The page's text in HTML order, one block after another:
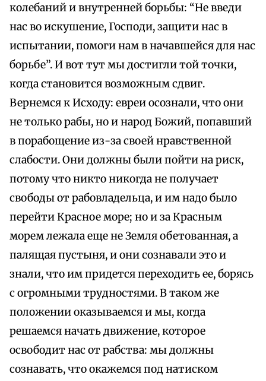
колебаний и внутренней борьбы: “Не введи
нас во искушение, Господи, защити нас в
испытании, помоги нам в начавшейся для нас
борьбе”. И вот тут мы достигли той точки,
когда становится возможным сдвиг.
Вернемся к Исходу: евреи осознали, что они
не только рабы, но и народ Божий, попавший
в порабощение из-за своей нравственной
слабости. Они должны были пойти на риск,
потому что никто никогда не получает
свободы от рабовладельца, и им надо было
перейти Красное море; но и за Красным
морем лежала еще не Земля обетованная, а
палящая пустыня, и они сознавали это и
знали, что им придется переходить ее, борясь
с огромными трудностями. В таком же
положении оказываемся и мы, когда
решаемся начать движение, которое
освободит нас от рабства: мы должны
сознавать, что окажемся под натиском